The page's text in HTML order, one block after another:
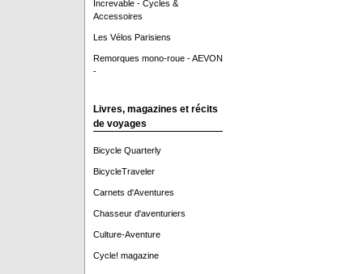
Increvable - Cycles &
Accessoires
Les Vélos Parisiens
Remorques mono-roue - AEVON
-
Livres, magazines et récits
de voyages
Bicycle Quarterly
BicycleTraveler
Carnets d'Aventures
Chasseur d'aventuriers
Culture-Aventure
Cycle! magazine